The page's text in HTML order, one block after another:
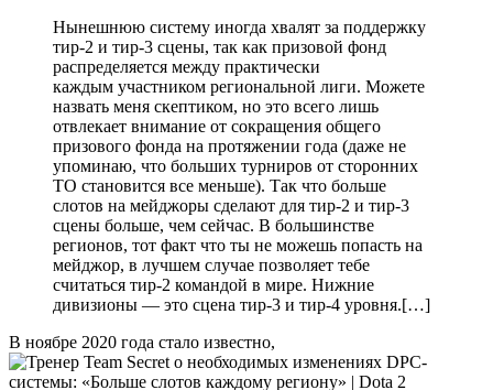
Нынешнюю систему иногда хвалят за поддержку
тир-2 и тир-3 сцены, так как призовой фонд
распределяется между практически
каждым участником региональной лиги. Можете
назвать меня скептиком, но это всего лишь
отвлекает внимание от сокращения общего
призового фонда на протяжении года (даже не
упоминаю, что больших турниров от сторонних
ТО становится все меньше). Так что больше
слотов на мейджоры сделают для тир-2 и тир-3
сцены больше, чем сейчас. В большинстве
регионов, тот факт что ты не можешь попасть на
мейджор, в лучшем случае позволяет тебе
считаться тир-2 командой в мире. Нижние
дивизионы — это сцена тир-3 и тир-4 уровня.[…]
В ноябре 2020 года стало известно,